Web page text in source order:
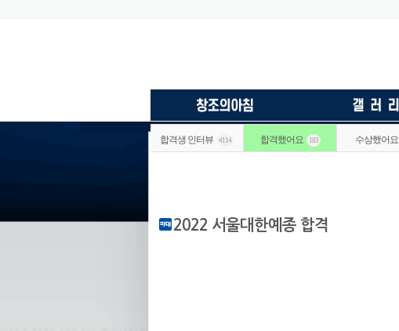
합격생 인터뷰 4114 합격했어요 183 수상했어요
2022 서울대한예종 합격